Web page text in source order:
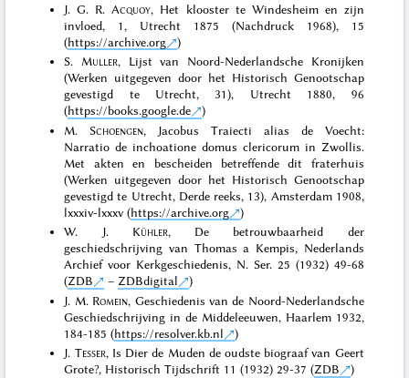
J. G. R.Acquoy, Het klooster te Windesheim en zijn
invloed, 1, Utrecht 1875 (Nachdruck 1968), 15
(https://archive.org
)
S. Muller, Lijst van Noord-Nederlandsche Kronijken
(Werken uitgegeven door het Historisch Genootschap
gevestigd te Utrecht, 31), Utrecht 1880, 96
(https://books.google.de
)
M. Schoengen, Jacobus Traiecti alias de Voecht:
Narratio de inchoatione domus clericorum in Zwollis.
Met akten en bescheiden betreffende dit fraterhuis
(Werken uitgegeven door het Historisch Genootschap
gevestigd te Utrecht, Derde reeks, 13), Amsterdam 1908,
lxxxiv-lxxxv (https://archive.org
)
W. J. Kühler, De betrouwbaarheid der
geschiedschrijving van Thomas a Kempis, Nederlands
Archief voor Kerkgeschiedenis, N. Ser. 25 (1932) 49-68
(ZDB –ZDBdigital
)
J. M. Romein, Geschiedenis van de Noord-Nederlandsche
Geschiedschrijving in de Middeleeuwen, Haarlem 1932,
184-185 (https://resolver.kb.nl
)
J. Tesser, Is Dier de Muden de oudste biograaf van Geert
Grote?, Historisch Tijdschrift 11 (1932) 29-37 (ZDB
)